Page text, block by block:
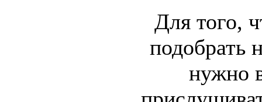
Для того,
подобрать
нужно